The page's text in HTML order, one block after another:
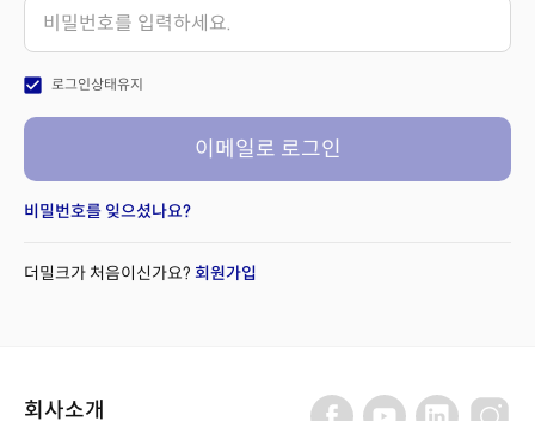
check_box 로그인상태유지
이메일로 로그인
비밀번호를 잊으셨나요?
더밀크가 처음이신가요? 회원가입
회사소개